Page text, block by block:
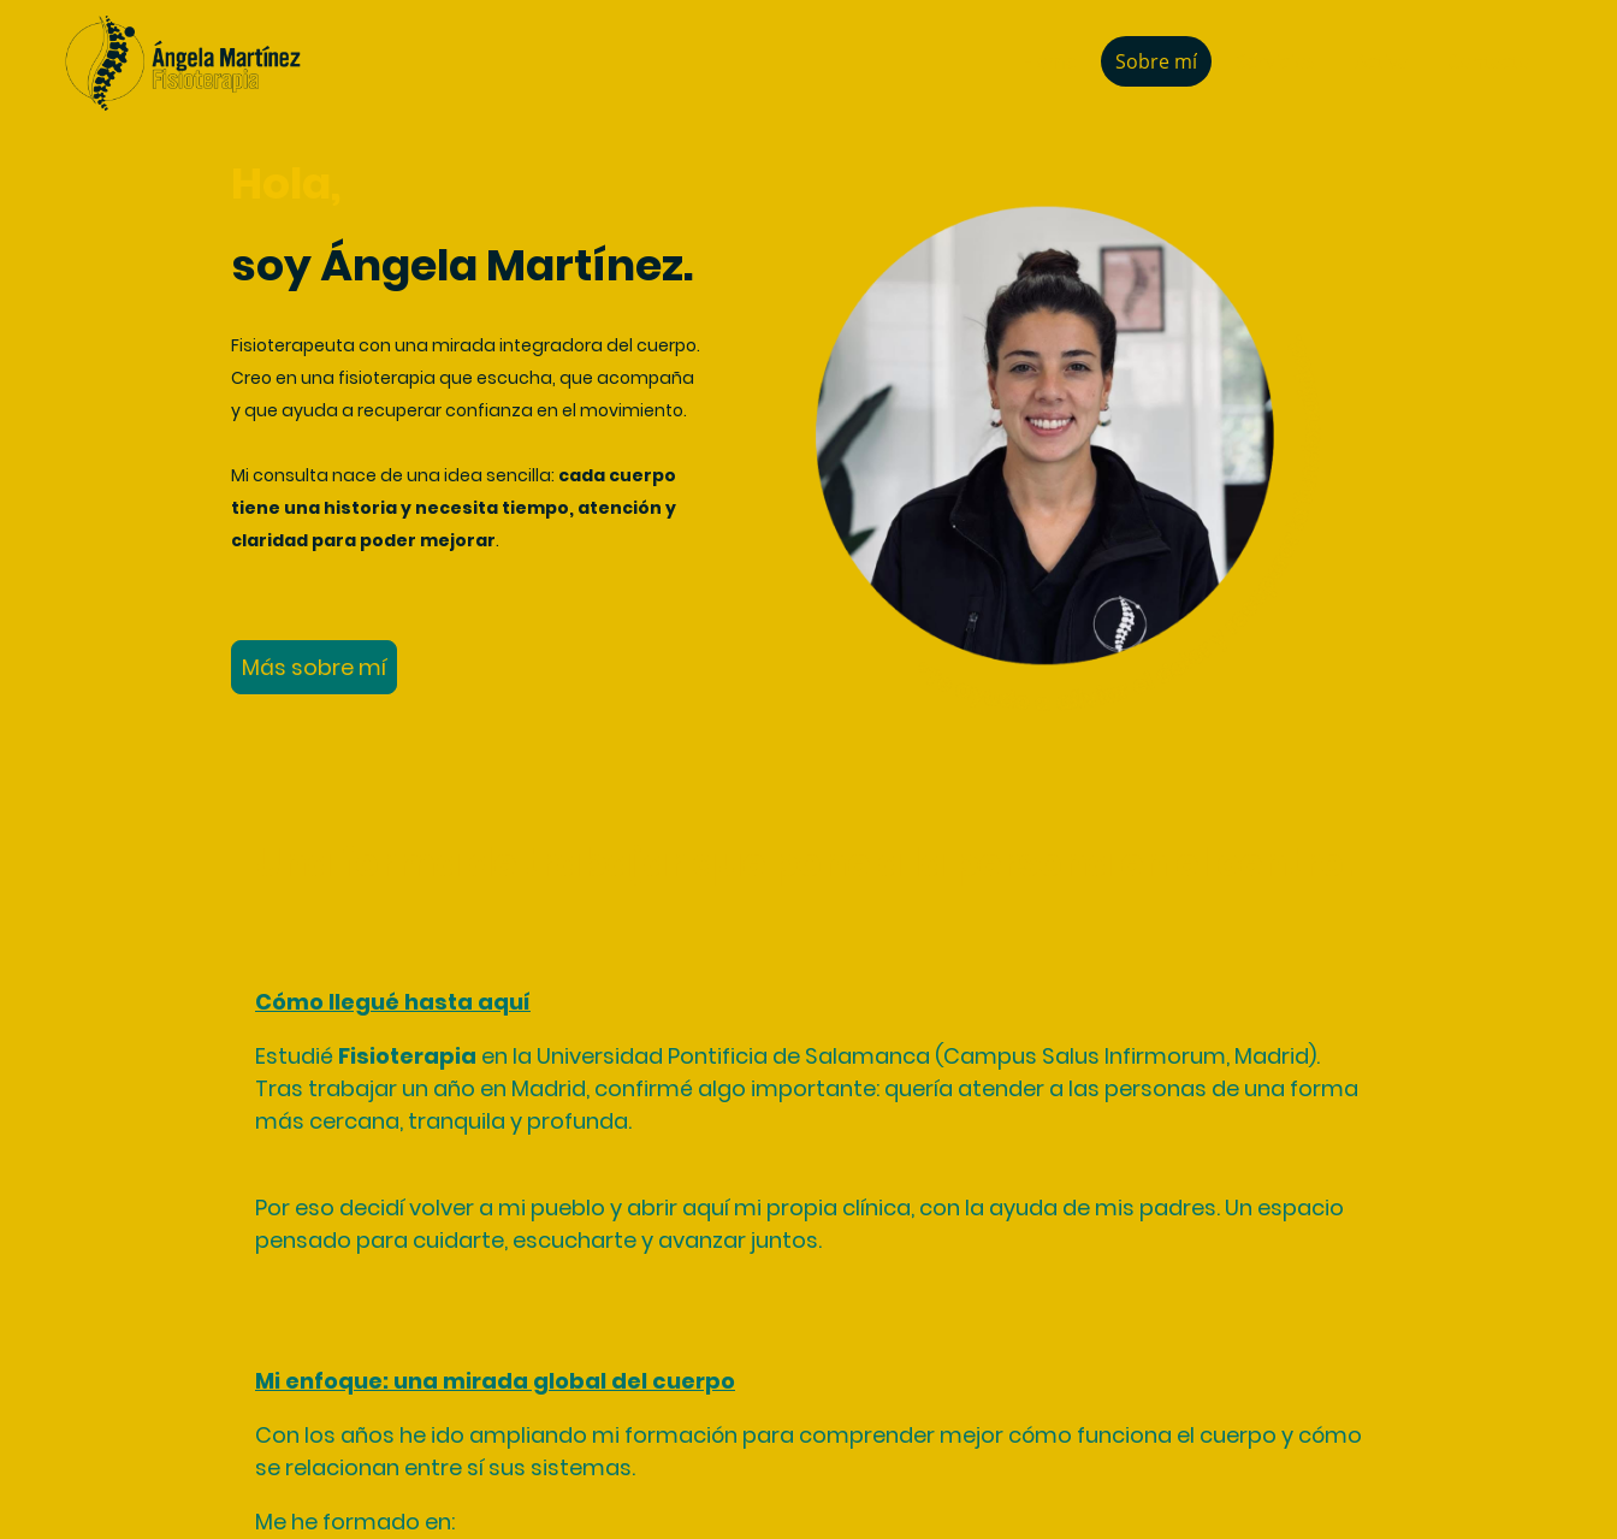
Sobre mí
soy Ángela Martínez.
Fisioterapeuta con una mirada integradora del cuerpo.
Creo en una fisioterapia que escucha, que acompaña
y que ayuda a recuperar confianza en el movimiento.
Mi consulta nace de una idea sencilla: cada cuerpo
tiene una historia y necesita tiempo, atención y
claridad para poder mejorar.
Más sobre mí
Cómo llegué hasta aquí
Estudié Fisioterapia en la Universidad Pontificia de Salamanca (Campus Salus Infirmorum, Madrid).
Tras trabajar un año en Madrid, confirmé algo importante: quería atender a las personas de una forma
más cercana, tranquila y profunda.
Por eso decidí volver a mi pueblo y abrir aquí mi propia clínica, con la ayuda de mis padres. Un espacio
pensado para cuidarte, escucharte y avanzar juntos.
Mi enfoque: una mirada global del cuerpo
Con los años he ido ampliando mi formación para comprender mejor cómo funciona el cuerpo y cómo
se relacionan entre sí sus sistemas.
Me he formado en: